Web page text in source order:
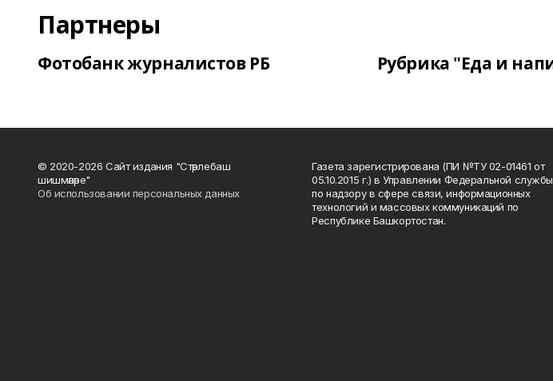
Партнеры
Фотобанк журналистов РБ Рубрика "Еда и
© 2020-2026 Сайт издания "Стәрлебаш
шишмәләре"
Об использовании персональных данных
Газета зарегистрирована (ПИ №ТУ 02-01461 от
05.10.2015 г.) в Управлении Федеральной службы
по надзору в сфере связи, информационных
технологий и массовых коммуникаций по
Республике Башкортостан.